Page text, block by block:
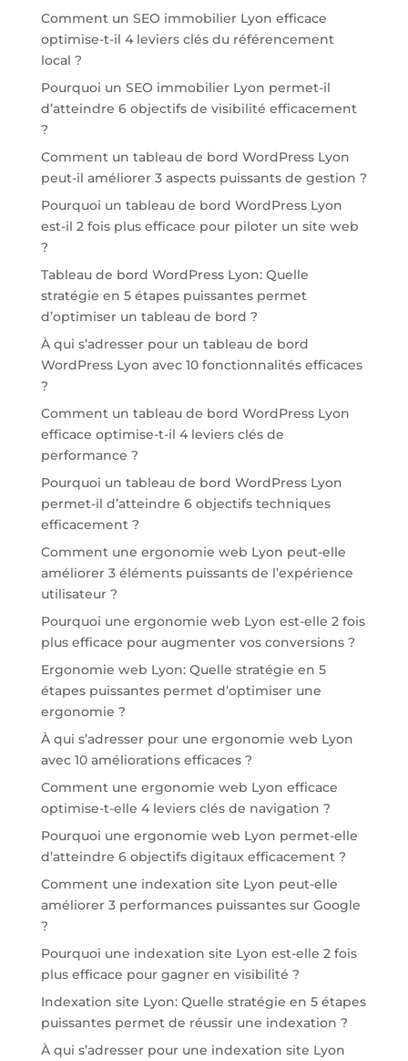
Comment un SEO immobilier Lyon efficace
optimise-t-il 4 leviers clés du référencement
local ?
Pourquoi un SEO immobilier Lyon permet-il
d’atteindre 6 objectifs de visibilité efficacement
?
Comment un tableau de bord WordPress Lyon
peut-il améliorer 3 aspects puissants de gestion ?
Pourquoi un tableau de bord WordPress Lyon
est-il 2 fois plus efficace pour piloter un site web
?
Tableau de bord WordPress Lyon: Quelle
stratégie en 5 étapes puissantes permet
d’optimiser un tableau de bord ?
À qui s’adresser pour un tableau de bord
WordPress Lyon avec 10 fonctionnalités efficaces
?
Comment un tableau de bord WordPress Lyon
efficace optimise-t-il 4 leviers clés de
performance ?
Pourquoi un tableau de bord WordPress Lyon
permet-il d’atteindre 6 objectifs techniques
efficacement ?
Comment une ergonomie web Lyon peut-elle
améliorer 3 éléments puissants de l’expérience
utilisateur ?
Pourquoi une ergonomie web Lyon est-elle 2 fois
plus efficace pour augmenter vos conversions ?
Ergonomie web Lyon: Quelle stratégie en 5
étapes puissantes permet d’optimiser une
ergonomie ?
À qui s’adresser pour une ergonomie web Lyon
avec 10 améliorations efficaces ?
Comment une ergonomie web Lyon efficace
optimise-t-elle 4 leviers clés de navigation ?
Pourquoi une ergonomie web Lyon permet-elle
d’atteindre 6 objectifs digitaux efficacement ?
Comment une indexation site Lyon peut-elle
améliorer 3 performances puissantes sur Google
?
Pourquoi une indexation site Lyon est-elle 2 fois
plus efficace pour gagner en visibilité ?
Indexation site Lyon: Quelle stratégie en 5 étapes
puissantes permet de réussir une indexation ?
À qui s’adresser pour une indexation site Lyon